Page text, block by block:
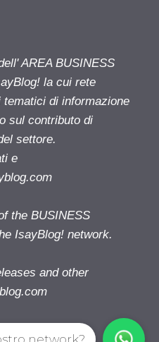
AREA BUSINESS
la cui rete
di informazione
sul contributo di
settore.
e
the BUSINESS
IsayBlog! network.
and other
network?